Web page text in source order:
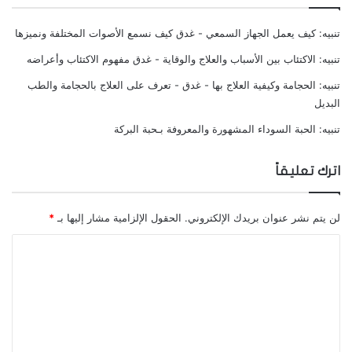
من الرجال و 25% من النساء كانوا يعانون من الصداع
الذي يحمل خصائص الصداع النصفي.
وتعد التغيرات الهرمونية لدى النساء هي العامل
المراحل الخمسة الأولى من الصداع النصفي
الأعراض الأولية مثل:
تقلبات المزاج.
تنبيه:كيف يعمل الجهاز السمعي - غدق كيف نسمع الأصوات المختلفة ونميزها
تنبيه: الاكتئاب بين الأسباب والعلاج والوقاية - غدق مفهوم الاكتئاب وأعراضه
تنبيه: الحجامة وكيفية العلاج بها - غدق - تعرف على العلاج بالحجامة والطب
البديل
تنبيه: الحبة السوداء المشهورة والمعروفة بـحبة البركة
اترك تعليقاً
لن يتم نشر عنوان بريدك الإلكتروني. الحقول الإلزامية مشار إليها بـ *